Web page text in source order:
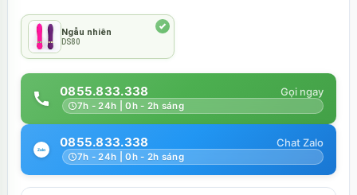
Ngẫu nhiên
DS80
0855.833.338
7h - 24h | 0h - 2h sáng
0855.833.338
7h - 24h | 0h - 2h sáng